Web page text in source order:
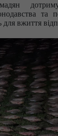
та
вжиття